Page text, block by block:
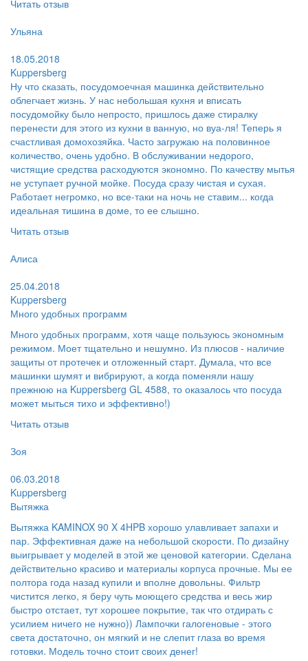
Читать отзыв
Ульяна
18.05.2018
Kuppersberg
Ну что сказать, посудомоечная машинка действительно
облегчает жизнь. У нас небольшая кухня и вписать
посудомойку было непросто, пришлось даже стиралку
перенести для этого из кухни в ванную, но вуа-ля! Теперь я
счастливая домохозяйка. Часто загружаю на половинное
количество, очень удобно. В обслуживании недорого,
чистящие средства расходуются экономно. По качеству мытья
не уступает ручной мойке. Посуда сразу чистая и сухая.
Работает негромко, но все-таки на ночь не ставим... когда
идеальная тишина в доме, то ее слышно.
Читать отзыв
Алиса
25.04.2018
Kuppersberg
Много удобных программ
Много удобных программ, хотя чаще пользуюсь экономным
режимом. Моет тщательно и нешумно. Из плюсов - наличие
защиты от протечек и отложенный старт. Думала, что все
машинки шумят и вибрируют, а когда поменяли нашу
прежнюю на Kuppersberg GL 4588, то оказалось что посуда
может мыться тихо и эффективно!)
Читать отзыв
Зоя
06.03.2018
Kuppersberg
Вытяжка
Вытяжка KAMINOX 90 X 4HPB хорошо улавливает запахи и
пар. Эффективная даже на небольшой скорости. По дизайну
выигрывает у моделей в этой же ценовой категории. Сделана
действительно красиво и материалы корпуса прочные. Мы ее
полтора года назад купили и вполне довольны. Фильтр
чистится легко, я беру чуть моющего средства и весь жир
быстро отстает, тут хорошее покрытие, так что отдирать с
усилием ничего не нужно)) Лампочки галогеновые - этого
света достаточно, он мягкий и не слепит глаза во время
готовки. Модель точно стоит своих денег!